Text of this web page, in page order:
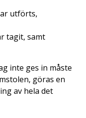
utförts,
tagit, samt
inte ges in måste
göras en
av hela det